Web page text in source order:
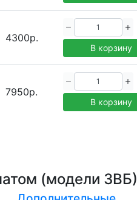
4300р.
В корзину
7950р.
В корзину
(модели ЗВБ)